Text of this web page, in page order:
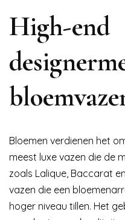
High-end
Bloemen verdienen het
meest luxe vazen die de
zoals Lalique, Baccarat
vazen die een
hoger niveau tillen. Het